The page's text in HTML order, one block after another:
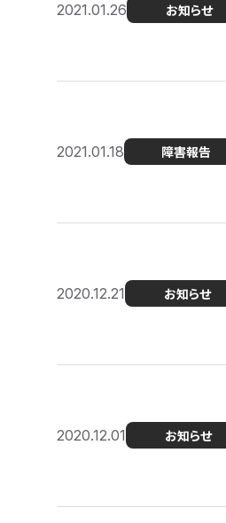
2021.01.26 お知らせ
2021.01.18 障害報告
2020.12.21 お知らせ
2020.12.01 お知らせ